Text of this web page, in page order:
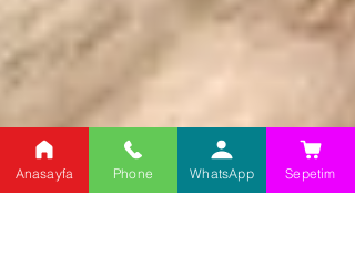
Anasayfa Phone WhatsApp Sepetim